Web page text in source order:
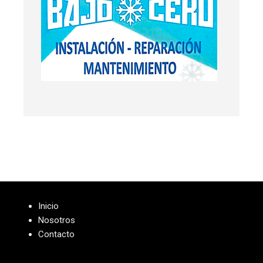
Inicio
Nosotros
Contacto